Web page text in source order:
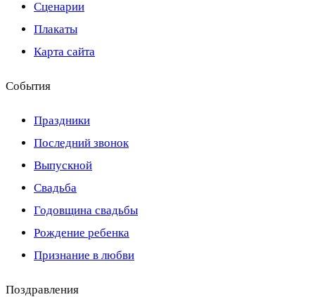
Сценарии
Плакаты
Карта сайта
События
Праздники
Последний звонок
Выпускной
Свадьба
Годовщина свадьбы
Рождение ребенка
Признание в любви
Поздравления